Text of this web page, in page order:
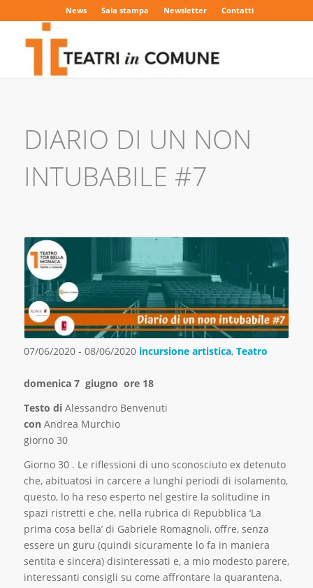
News Sala stampa Newsletter Contatti
DIARIO DI UN NON
INTUBABILE #7
07/06/2020 - 08/06/2020 incursione artistica, Teatro
domenica 7 giugno ore 18
Testo diAlessandro Benvenuti
con Andrea Murchio
giorno 30
Giorno 30 . Le riflessioni di uno sconosciuto ex detenuto
che, abituatosi in carcere a lunghi periodi di isolamento,
questo, lo ha reso esperto nel gestire la solitudine in
spazi ristretti e che, nella rubrica di Repubblica ‘La
prima cosa bella’ di Gabriele Romagnoli, offre, senza
essere un guru (quindi sicuramente lo fa in maniera
sentita e sincera) disinteressati e, a mio modesto parere,
interessanti consigli su come affrontare la quarantena.